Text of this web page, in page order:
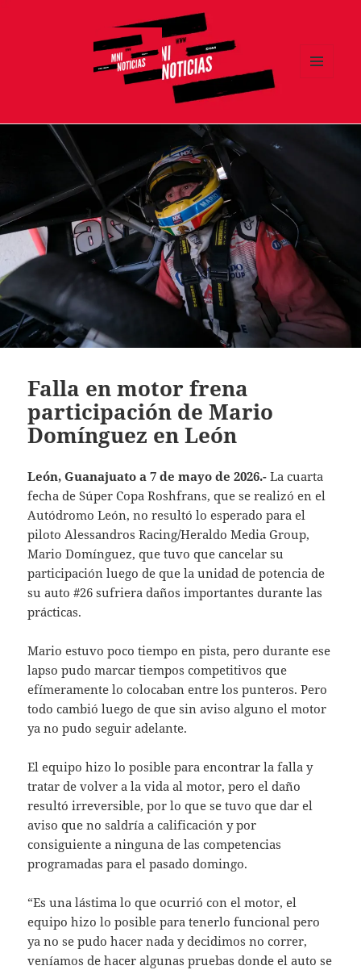
Falla en motor frena
participación de Mario
Domínguez en León
León, Guanajuato a 7 de mayo de 2026.- La cuarta
fecha de Súper Copa Roshfrans, que se realizó en el
Autódromo León, no resultó lo esperado para el
piloto Alessandros Racing/Heraldo Media Group,
Mario Domínguez, que tuvo que cancelar su
participación luego de que la unidad de potencia de
su auto #26 sufriera daños importantes durante las
prácticas.
Mario estuvo poco tiempo en pista, pero durante ese
lapso pudo marcar tiempos competitivos que
efímeramente lo colocaban entre los punteros. Pero
todo cambió luego de que sin aviso alguno el motor
ya no pudo seguir adelante.
El equipo hizo lo posible para encontrar la falla y
tratar de volver a la vida al motor, pero el daño
resultó irreversible, por lo que se tuvo que dar el
aviso que no saldría a calificación y por
consiguiente a ninguna de las competencias
programadas para el pasado domingo.
“Es una lástima lo que ocurrió con el motor, el
equipo hizo lo posible para tenerlo funcional pero
ya no se pudo hacer nada y decidimos no correr,
veníamos de hacer algunas pruebas donde el auto se